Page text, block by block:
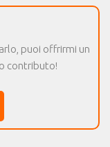
puoi offrirmi un
contributo!